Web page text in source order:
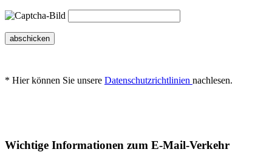
abschicken
* Hier können Sie unsere Datenschutzrichtlinien nachlesen.
Wichtige Informationen zum E-Mail-Verkehr